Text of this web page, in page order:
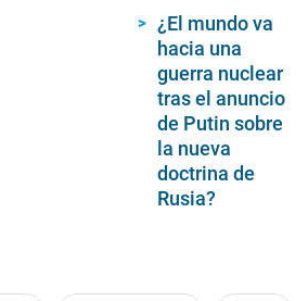
¿El mundo va
hacia una
guerra nuclear
tras el anuncio
de Putin sobre
la nueva
doctrina de
Rusia?